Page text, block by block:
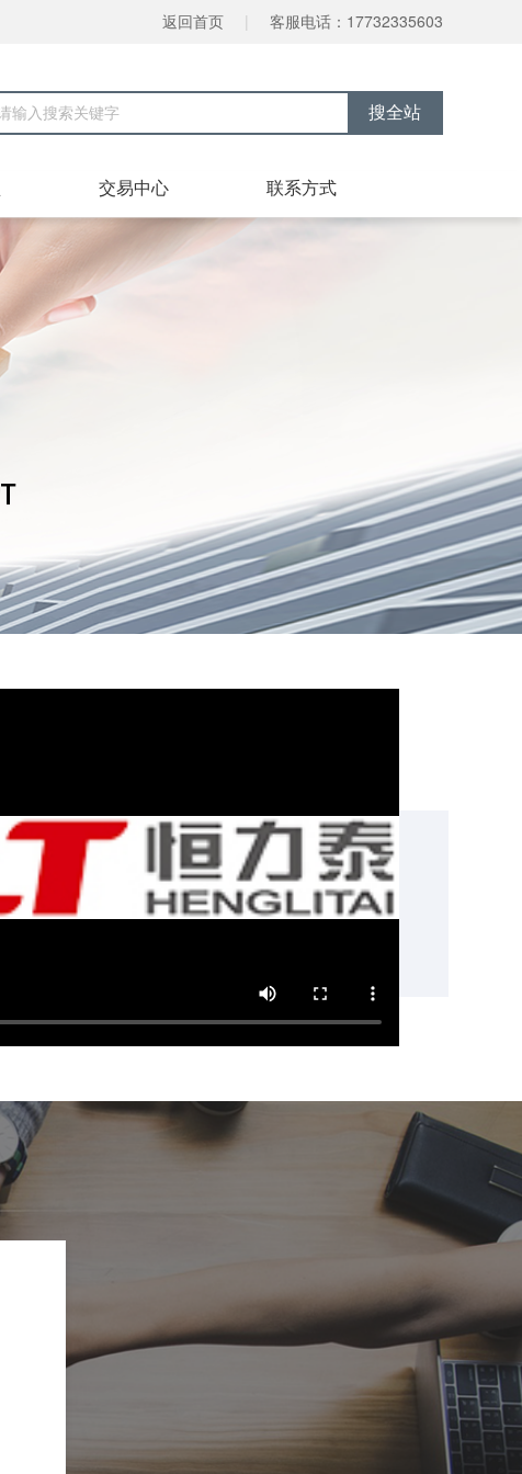
返回首页 | 客服电话：17732335603
交易中心 联系方式